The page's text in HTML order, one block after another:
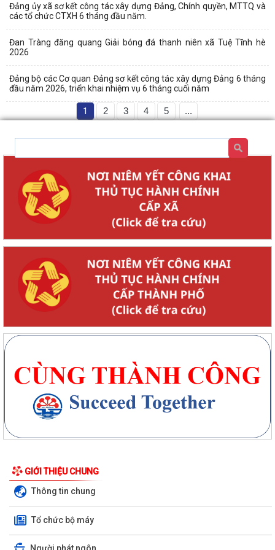
Đảng ủy xã sơ kết công tác xây dựng Đảng, Chính quyền, MTTQ và
các tổ chức CTXH 6 tháng đầu năm.
Đan Tràng đăng quang Giải bóng đá thanh niên xã Tuệ Tĩnh hè
2026
Đảng bộ các Cơ quan Đảng sơ kết công tác xây dựng Đảng 6 tháng
đầu năm 2026, triển khai nhiệm vụ 6 tháng cuối năm
1 2 3 4 5 ...
GIỚI THIỆU CHUNG
Thông tin chung
Tổ chức bộ máy